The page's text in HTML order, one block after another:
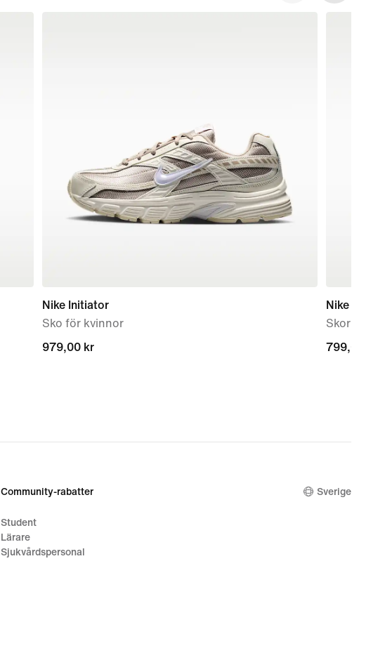
Nike Initiator
Sko för kvinnor
979,00 kr
979,00 kr
Nike Force
Skor för
799,00 kr
799,00 kr
Community-rabatter
Student
Lärare
Sjukvårdspersonal
Sverige